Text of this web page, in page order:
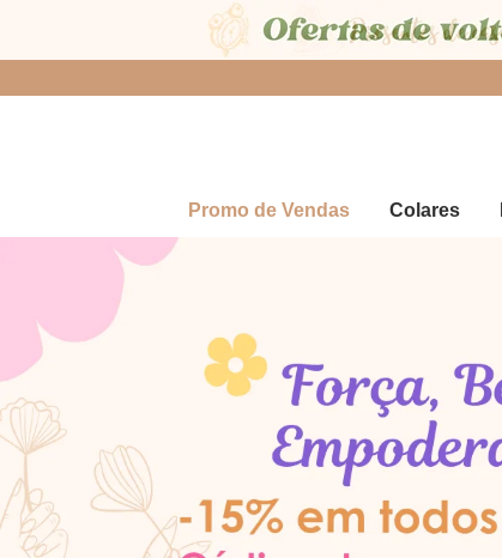
Promo de Vendas Colares